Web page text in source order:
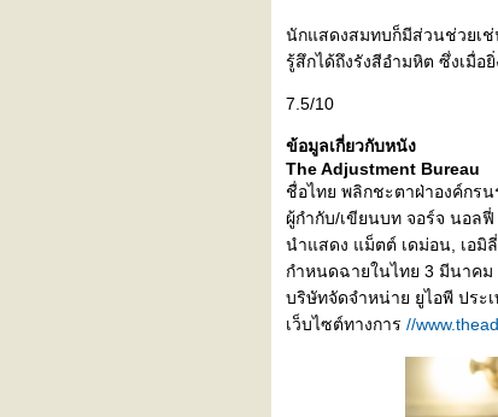
นักแสดงสมทบก็มีส่วนช่วยเช่
รู้สึกได้ถึงรังสีอำมหิต ซึ่งเมื่อ
7.5/10
ข้อมูลเกี่ยวกับหนัง
The Adjustment Bureau
ชื่อไทย พลิกชะตาฝ่าองค์กรน
ผู้กำกับ/เขียนบท จอร์จ นอลฟี่
นำแสดง แม็ตต์ เดม่อน, เอมิ
กำหนดฉายในไทย 3 มีนาคม
บริษัทจัดจำหน่าย ยูไอพี ประ
เว็บไซต์ทางการ //